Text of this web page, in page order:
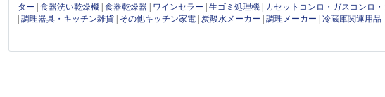
ター |食器洗い乾燥機 |食器乾燥器 ワインセラー |生ゴミ処理機 カセットコンロ・ガスコンロ
|調理器具・キッチン雑貨 その他キッチン家電 |炭酸水メーカー |調理メーカー |冷蔵庫関連用品